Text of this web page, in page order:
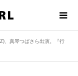
、真琴つばさら出演。『行